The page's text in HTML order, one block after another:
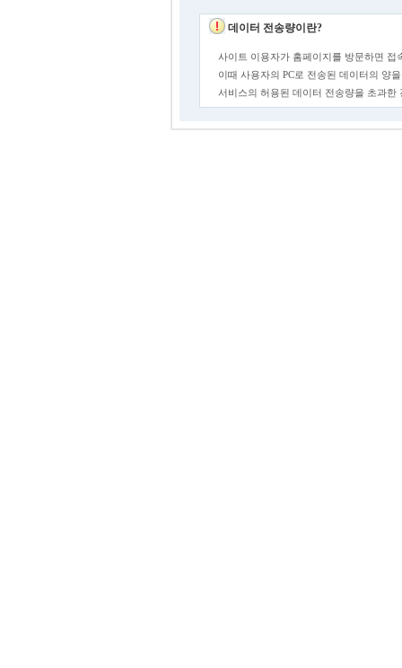
데이터 전송량이란?
사이트 이용자가 홈페이지를 방문하면 접
이때 사용자의 PC로 전송된 데이터의 양
서비스의 허용된 데이터 전송량을 초과